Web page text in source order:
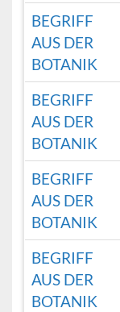
BEGRIFF
AUS DER
BOTANIK
BEGRIFF
AUS DER
BOTANIK
BEGRIFF
AUS DER
BOTANIK
BEGRIFF
AUS DER
BOTANIK